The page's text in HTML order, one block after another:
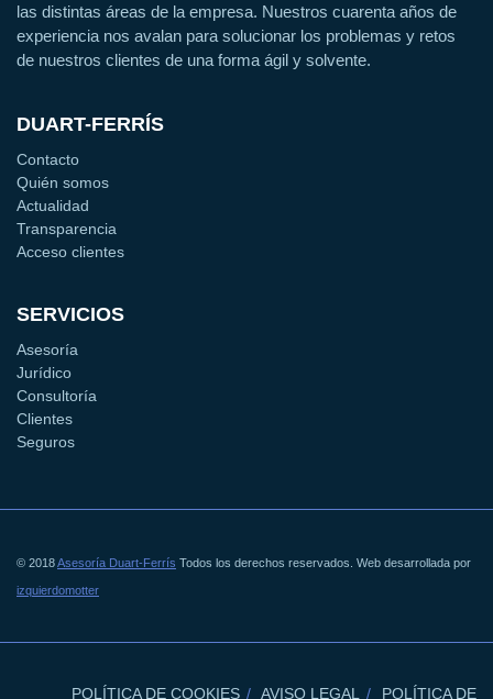
las distintas áreas de la empresa. Nuestros cuarenta años de
experiencia nos avalan para solucionar los problemas y retos
de nuestros clientes de una forma ágil y solvente.
DUART-FERRÍS
Contacto
Quién somos
Actualidad
Transparencia
Acceso clientes
SERVICIOS
Asesoría
Jurídico
Consultoría
Clientes
Seguros
© 2018Asesoría Duart-Ferrís Todos los derechos reservados. Web desarrollada por
izquierdomotter
POLÍTICA DE COOKIES AVISO LEGAL POLÍTICA DE